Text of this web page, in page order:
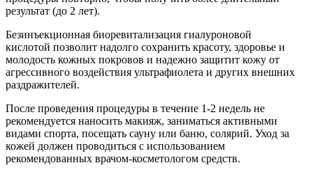
результат (до 2 лет).
Безинъекционная биоревитализация гиалуроновой
кислотой позволит надолго сохранить красоту, здоровье и
молодость кожных покровов и надежно защитит кожу от
агрессивного воздействия ультрафиолета и других внешних
раздражителей.
После проведения процедуры в течение 1-2 недель не
рекомендуется наносить макияж, заниматься активными
видами спорта, посещать сауну или баню, солярий. Уход за
кожей должен проводиться с использованием
рекомендованных врачом-косметологом средств.